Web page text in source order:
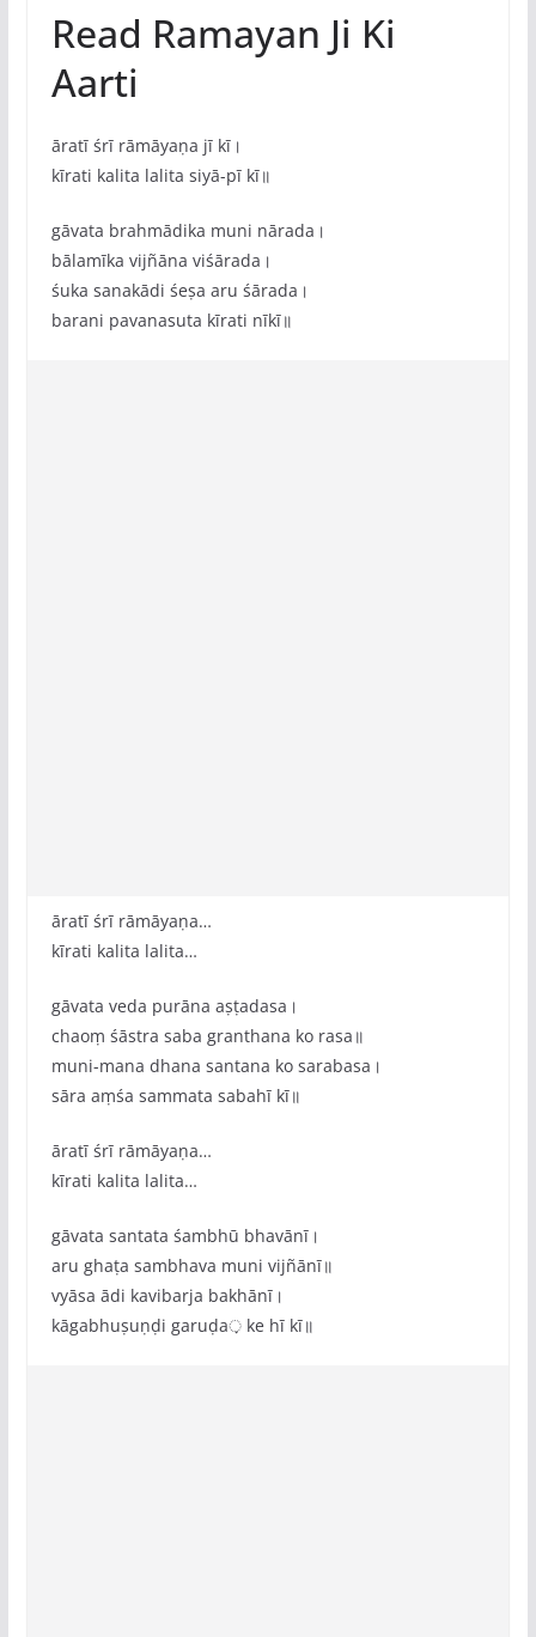
Read Ramayan Ji Ki
Aarti
āratī śrī rāmāyaṇa jī kī।
kīrati kalita lalita siyā-pī kī॥
gāvata brahmādika muni nārada।
bālamīka vijñāna viśārada।
śuka sanakādi śeṣa aru śārada।
barani pavanasuta kīrati nīkī॥
āratī śrī rāmāyaṇa…
kīrati kalita lalita…
gāvata veda purāna aṣṭadasa।
chaoṃ śāstra saba granthana ko rasa॥
muni-mana dhana santana ko sarabasa।
sāra aṃśa sammata sabahī kī॥
āratī śrī rāmāyaṇa…
kīrati kalita lalita…
gāvata santata śambhū bhavānī।
aru ghaṭa sambhava muni vijñānī॥
vyāsa ādi kavibarja bakhānī।
kāgabhuṣuṇḍi garuḍa़ ke hī kī॥